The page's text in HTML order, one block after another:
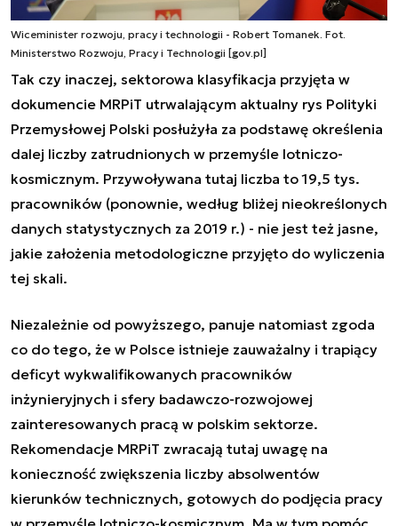
Wiceminister rozwoju, pracy i technologii - Robert Tomanek. Fot.
Ministerstwo Rozwoju, Pracy i Technologii [gov.pl]
Tak czy inaczej, sektorowa klasyfikacja przyjęta w
dokumencie MRPiT utrwalającym aktualny rys Polityki
Przemysłowej Polski posłużyła za podstawę określenia
dalej liczby zatrudnionych w przemyśle lotniczo-
kosmicznym. Przywoływana tutaj liczba to 19,5 tys.
pracowników (ponownie, według bliżej nieokreślonych
danych statystycznych za 2019 r.) - nie jest też jasne,
jakie założenia metodologiczne przyjęto do wyliczenia
tej skali.
Niezależnie od powyższego, panuje natomiast zgoda
co do tego, że w Polsce istnieje zauważalny i trapiący
deficyt wykwalifikowanych pracowników
inżynieryjnych i sfery badawczo-rozwojowej
zainteresowanych pracą w polskim sektorze.
Rekomendacje MRPiT zwracają tutaj uwagę na
konieczność zwiększenia liczby absolwentów
kierunków technicznych, gotowych do podjęcia pracy